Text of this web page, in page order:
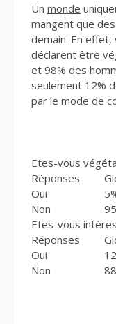
Un monde
mangent que
demain. En effet,
déclarent être
et 98% des
seulement 12%
par le mode de
Etes-vous
Réponses
Oui
Non
Etes-vous
Réponses
Oui
Non